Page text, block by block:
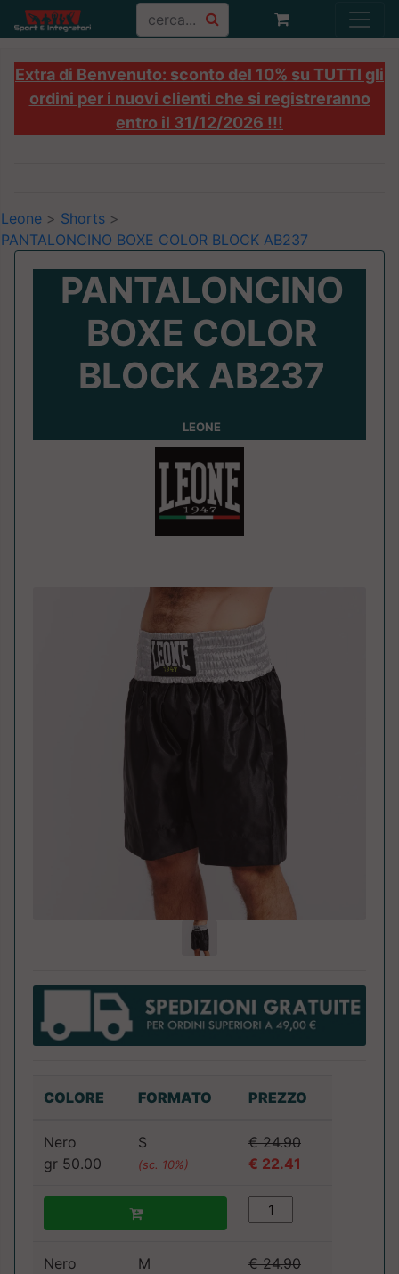
Extra di Benvenuto: sconto del 10% su TUTTI gli
ordini per i nuovi clienti che si registreranno
entro il 31/12/2026 !!!
Leone > Shorts >
PANTALONCINO BOXE COLOR BLOCK AB237
PANTALONCINO
BOXE COLOR
BLOCK AB237
LEONE
COLORE FORMATO PREZZO
Nero
gr 50.00
S
(sc. 10%)
€ 24.90
€ 22.41
Nero
M
€ 24.90